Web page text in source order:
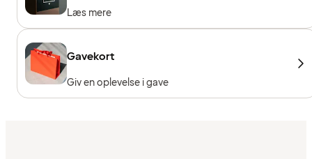
Læs mere
Gavekort
Giv en oplevelse i gave